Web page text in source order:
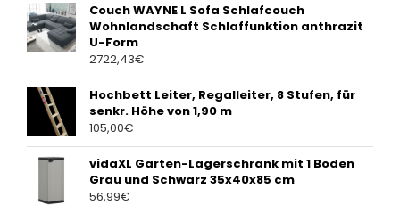
Couch WAYNE L Sofa Schlafcouch
Wohnlandschaft Schlaffunktion anthrazit
U-Form
2722,43€
Hochbett Leiter, Regalleiter, 8 Stufen, für
senkr. Höhe von 1,90 m
105,00€
vidaXL Garten-Lagerschrank mit 1 Boden
Grau und Schwarz 35x40x85 cm
56,99€